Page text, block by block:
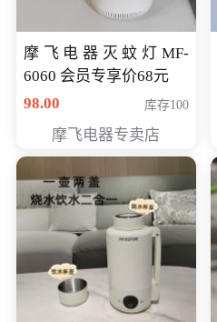
摩飞电器灭蚊灯MF-
6060 会员专享价68元
98.00
库存100
摩飞电器专卖店